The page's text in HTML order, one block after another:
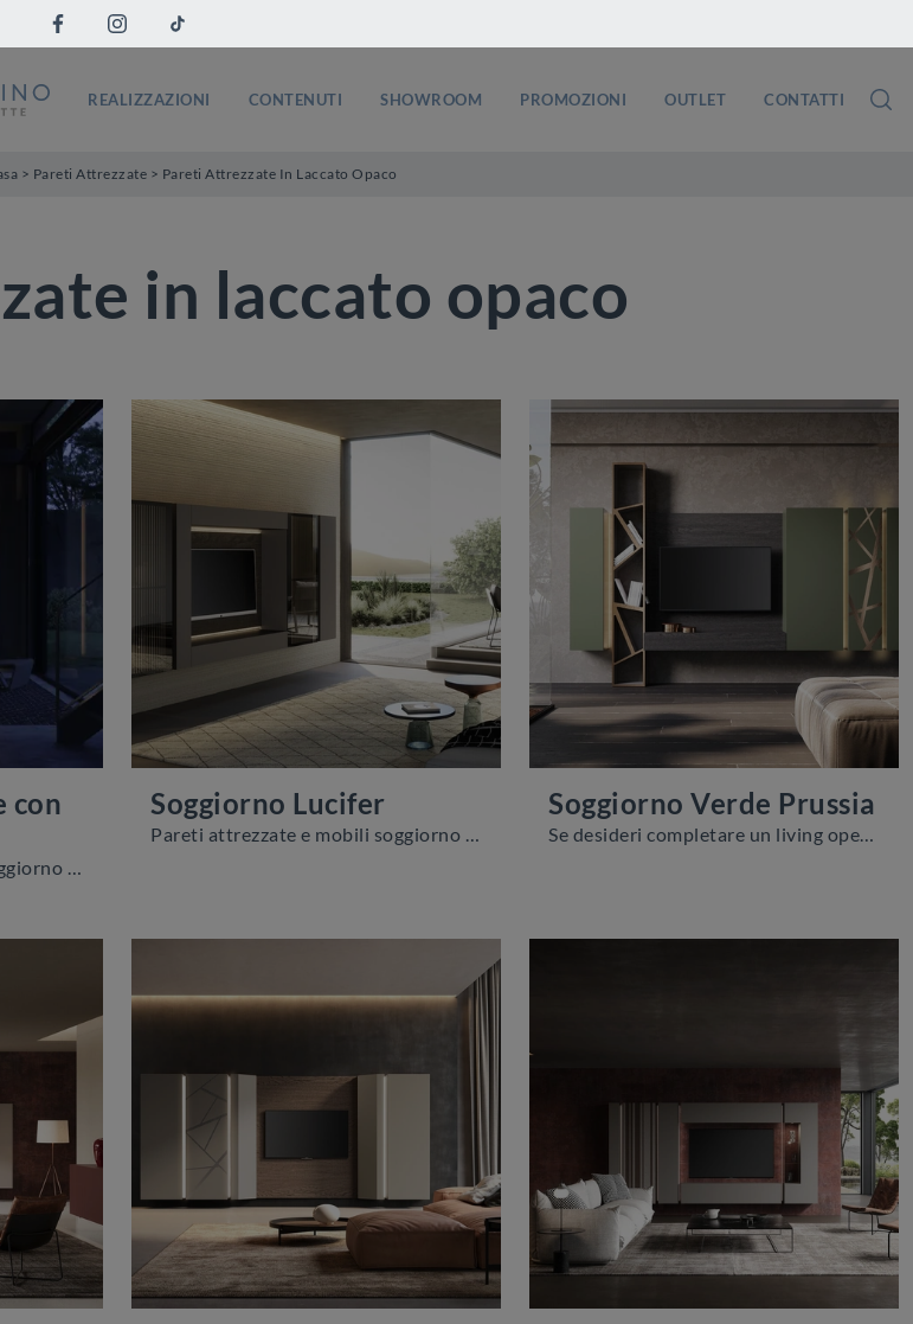
REALIZZAZIONI CONTENUTI SHOWROOM PROMOZIONI OUTLET CONTATTI
> Pareti Attrezzate > Pareti Attrezzate In Laccato Opaco
in laccato opaco
con
Pareti attrezzate e mobili soggiorno Voltan: clicca e scopri il modello Soggiorno Alicante con led e potrai completare stanze moderne di ogni tipo.
Soggiorno Lucifer
Pareti attrezzate e mobili soggiorno Voltan: clicca e scopri il modello Soggiorno Lucifer e potrai completare stanze moderne di ogni tipo.
Soggiorno Verde Prussia
Se desideri completare un living operativo e pratico dalle linee moderne, ti offriamo la parete attrezzata Soggiorno Verde Prussia Voltan.